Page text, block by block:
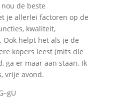
de beste
je allerlei factoren op de
kwaliteit,
helpt het als je de
kopers leest (mits die
ga er maar aan staan. Ik
vrije avond.